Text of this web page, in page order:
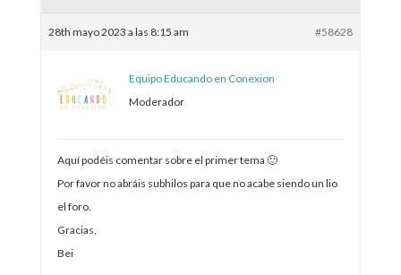
28th mayo 2023 a las 8:15 am #58628
Equipo Educando en Conexion
Moderador
Aquí podéis comentar sobre el primer tema 🙂
Por favor no abráis subhilos para que no acabe siendo un lio
el foro.
Gracias,
Bei